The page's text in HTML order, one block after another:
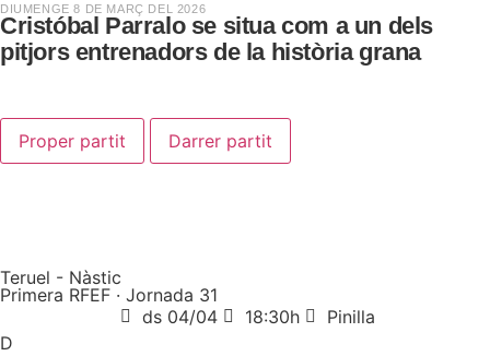
​DIUMENGE 8 DE MARÇ DEL 2026
Cristóbal Parralo se situa com a un dels
pitjors entrenadors de la història grana
Proper partit Darrer partit
Teruel - Nàstic
Primera RFEF · Jornada 31
ds 04/04
18:30h
Pinilla
D